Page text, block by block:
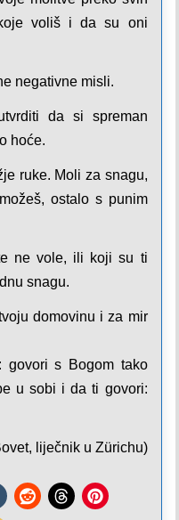
voliš i da su oni
negativne misli.
da si spreman
hoće.
ruke. Moli za snagu,
ostalo s punim
ne vole, ili koji su ti
snagu.
domovinu i za mir
govori s Bogom tako
u sobi i da ti govori:
liječnik u Zürichu)